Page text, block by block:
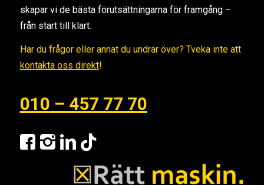
skapar vi de bästa förutsättningarna för framgång –
från start till klart.
Har du frågor eller annat du undrar över? Tveka inte att
kontakta oss direkt!
010 – 457 77 70